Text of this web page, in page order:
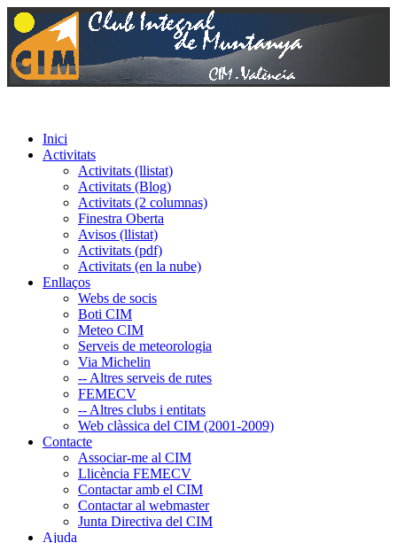
Inici
Activitats
Activitats (llistat)
Activitats (Blog)
Activitats (2 columnas)
Finestra Oberta
Avisos (llistat)
Activitats (pdf)
Activitats (en la nube)
Enllaços
Webs de socis
Boti CIM
Meteo CIM
Serveis de meteorologia
Via Michelin
-- Altres serveis de rutes
FEMECV
-- Altres clubs i entitats
Web clàssica del CIM (2001-2009)
Contacte
Associar-me al CIM
Llicència FEMECV
Contactar amb el CIM
Contactar al webmaster
Junta Directiva del CIM
Ajuda